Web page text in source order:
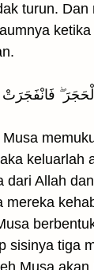
turun.
فَانْفَجَرَتْ
keluarlah
dari Allah
mereka
sisinya tiga
Musa